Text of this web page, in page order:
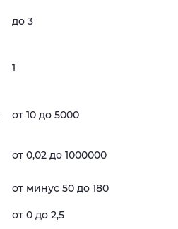
до 3
1
от 10 до 5000
от 0,02 до 1000000
от минус 50 до 180
от 0 до 2,5